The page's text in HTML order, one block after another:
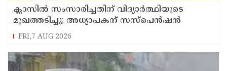
ക്ലാസിൽ സംസാരിച്ചതിന് വിദ്യാര്‍ത്ഥിയുടെ
മുഖത്തടിച്ചു; അധ്യാപകന് സസ്പെൻഷൻ
FRI,7 AUG 2026